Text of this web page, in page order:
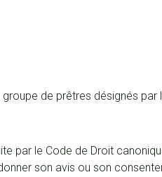
de prêtres désignés par
par le Code de Droit
son avis ou son